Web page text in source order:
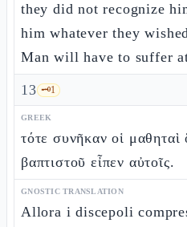
they did not recognize
him whatever they
Man will have to suffer
13 🗝️1
GREEK
τότε συνῆκαν οἱ μαθηταὶ
βαπτιστοῦ εἶπεν αὐτοῖς.
GNOSTIC TRANSLATION
Allora i discepoli